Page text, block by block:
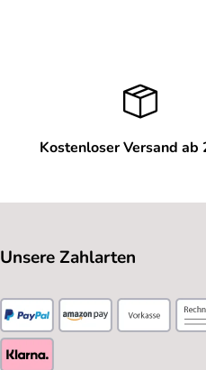
Kostenloser Versand ab
Unsere Zahlarten